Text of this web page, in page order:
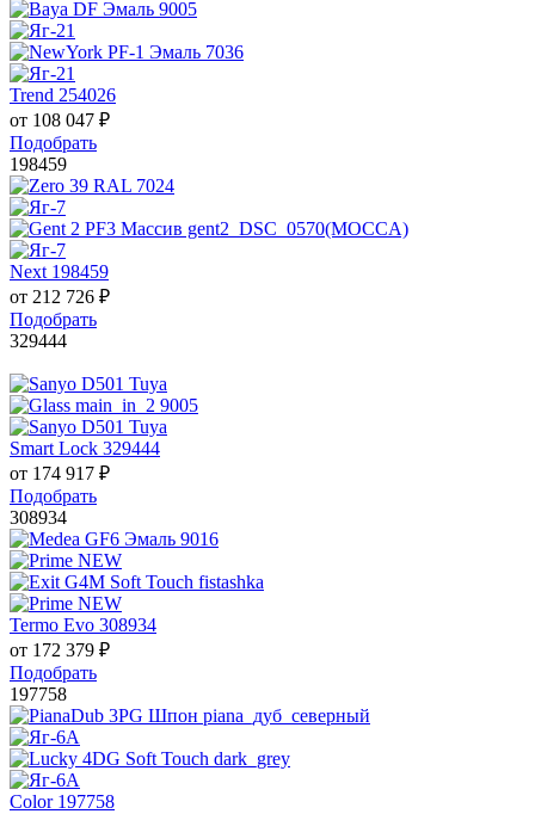
Trend 254026
от 108 047 ₽
Подобрать
198459
Next 198459
от 212 726 ₽
Подобрать
329444
Smart Lock 329444
от 174 917 ₽
Подобрать
308934
Termo Evo 308934
от 172 379 ₽
Подобрать
197758
Color 197758